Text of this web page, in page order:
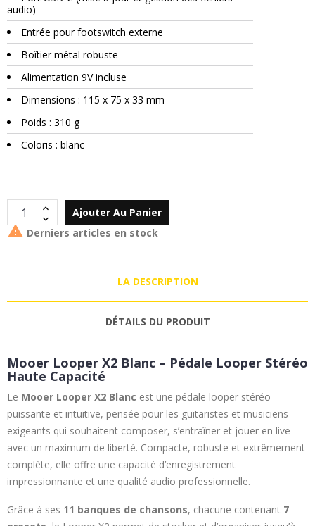
audio)
Entrée pour footswitch externe
Boîtier métal robuste
Alimentation 9V incluse
Dimensions : 115 x 75 x 33 mm
Poids : 310 g
Coloris : blanc
Ajouter Au Panier
 Derniers articles en stock
LA DESCRIPTION
DÉTAILS DU PRODUIT
Mooer Looper X2 Blanc – Pédale Looper Stéréo
Haute Capacité
Le Mooer Looper X2 Blanc est une pédale looper stéréo
puissante et intuitive, pensée pour les guitaristes et musiciens
exigeants qui souhaitent composer, s’entraîner et jouer en live
avec un maximum de liberté. Compacte, robuste et extrêmement
complète, elle offre une capacité d’enregistrement
impressionnante et une qualité audio professionnelle.
Grâce à ses 11 banques de chansons, chacune contenant 7